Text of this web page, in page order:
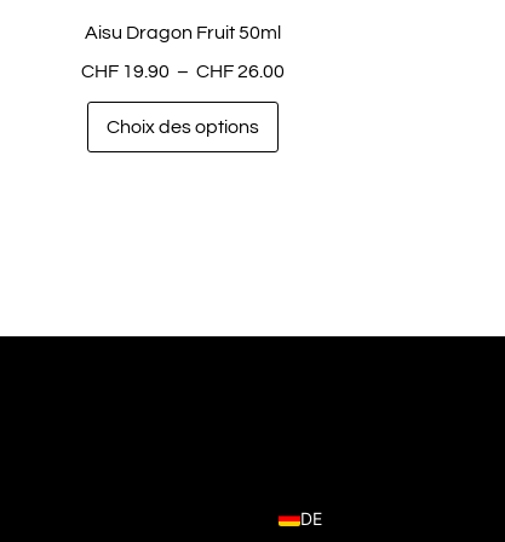
Aisu Dragon Fruit 50ml
CHF 19.90 – CHF26.00
Choix des options
DE